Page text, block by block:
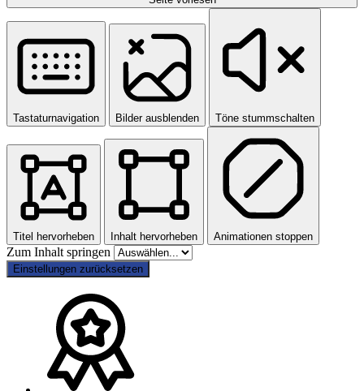
Tastaturnavigation Bilder ausblenden Töne stummschalten
Titel hervorheben Inhalt hervorheben Animationen stoppen
Zum Inhalt springen
Einstellungen zurücksetzen